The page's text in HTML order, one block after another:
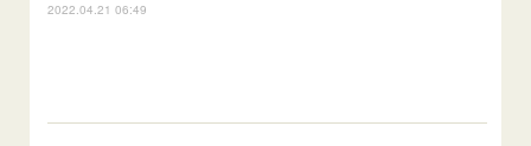
2022.04.21 06:49